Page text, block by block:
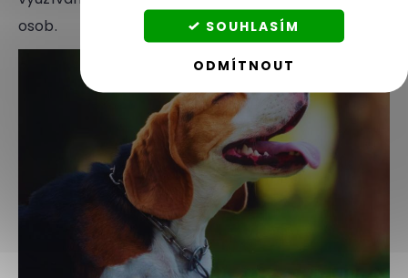
ODMÍTNOUT
SOUHLASÍM
osob.